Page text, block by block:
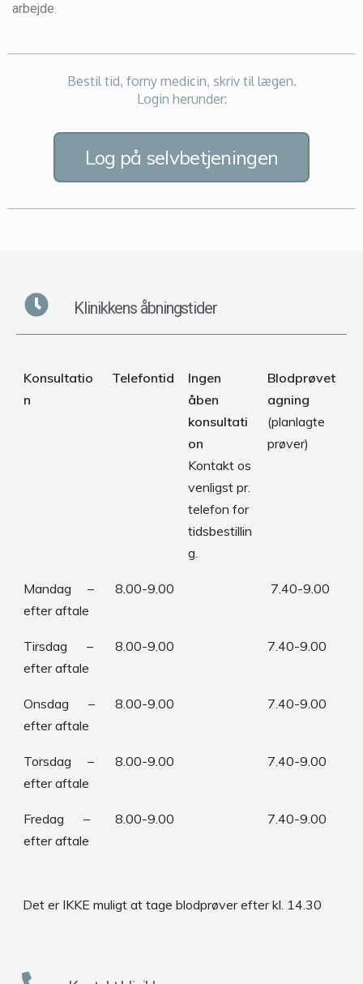
arbejde.
Bestil tid, forny medicin, skriv til lægen.
Login herunder:
Log på selvbetjeningen
Klinikkens åbningstider
Konsultatio
n
Telefontid
Ingen
åben
konsultati
on
Kontakt os
venligst pr.
telefon for
tidsbestillin
g.
Blodprøvet
agning
(planlagte
prøver)
Mandag –
efter aftale
8.00-9.00 7.40-9.00
Tirsdag –
efter aftale
8.00-9.00 7.40-9.00
Onsdag –
efter aftale
8.00-9.00 7.40-9.00
Torsdag –
efter aftale
8.00-9.00 7.40-9.00
Fredag –
efter aftale
8.00-9.00 7.40-9.00
Det er IKKE muligt at tage blodprøver efter kl. 14.30